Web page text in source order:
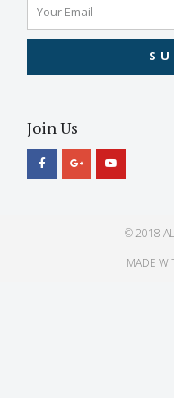
Join Us
© 2018
MADE